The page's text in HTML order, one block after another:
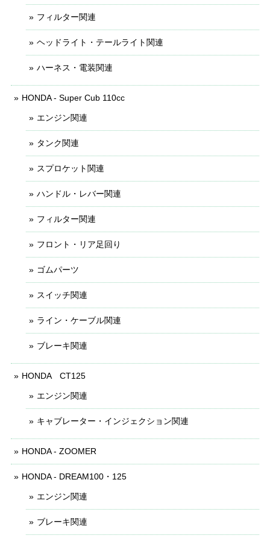
フィルター関連
ヘッドライト・テールライト関連
ハーネス・電装関連
HONDA - Super Cub 110cc
エンジン関連
タンク関連
スプロケット関連
ハンドル・レバー関連
フィルター関連
フロント・リア足回り
ゴムパーツ
スイッチ関連
ライン・ケーブル関連
ブレーキ関連
HONDA CT125
エンジン関連
キャブレーター・インジェクション関連
HONDA - ZOOMER
HONDA - DREAM100・125
エンジン関連
ブレーキ関連